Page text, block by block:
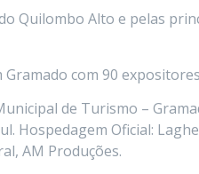
Quilombo Alto e pelas
com 90
de Turismo –
Hospedagem Oficial:
AM Produções.